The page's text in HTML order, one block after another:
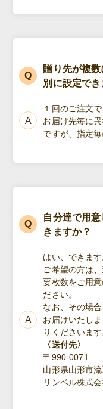
贈り先が複
別に設定でき
１回のご注文
お届け先毎に
ですが、指定
自分達で用
きますか？
はい、できます
ご希望の方は
要枚数をご用
ださい。
なお、その場
お届けいたし
りくださいま
〈送付先〉
〒990-0071
山形県山形市
リンベル株式